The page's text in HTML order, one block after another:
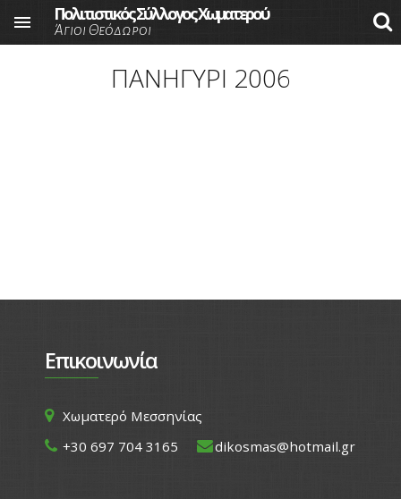
 Πολιτιστικός Σύλλογος Χωματερού
Άγιοι Θεόδωροι
ΠΑΝΗΓΥΡΙ 2006
Επικοινωνία
Χωματερό Μεσσηνίας
+30 697 704 3165
dikosmas@hotmail.gr